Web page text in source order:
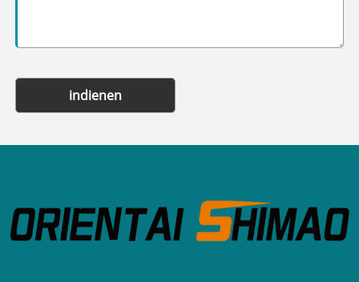
indienen